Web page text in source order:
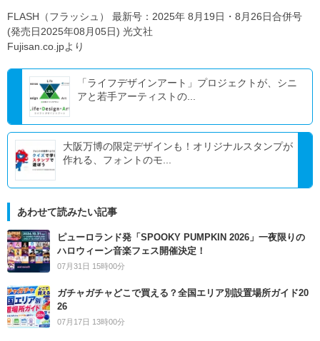
FLASH（フラッシュ） 最新号：2025年 8月19日・8月26日合併号
(発売日2025年08月05日) 光文社
Fujisan.co.jpより
「ライフデザインアート」プロジェクトが、シニ
アと若手アーティストの...
大阪万博の限定デザインも！オリジナルスタンプが
作れる、フォントのモ...
あわせて読みたい記事
ピューロランド発「SPOOKY PUMPKIN 2026」一夜限りの
ハロウィーン音楽フェス開催決定！
07月31日 15時00分
ガチャガチャどこで買える？全国エリア別設置場所ガイド20
26
07月17日 13時00分